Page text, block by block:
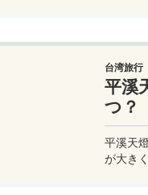
台湾旅行
平溪
つ？
平溪天
が大き